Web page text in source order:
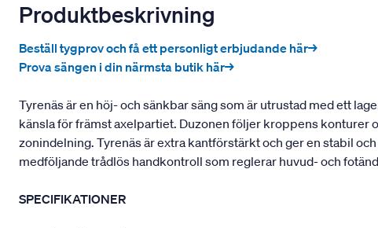
Produktbeskrivning
Beställ tygprov och få ett personligt erbjudande här→
Prova sängen i din närmsta butik här→
Tyrenäs är en höj- och sänkbar säng som är utrustad med ett
känsla för främst axelpartiet. Duzonen följer kroppens konturer
zonindelning. Tyrenäs är extra kantförstärkt och ger en stabil
medföljande trådlös handkontroll som reglerar huvud- och
SPECIFIKATIONER